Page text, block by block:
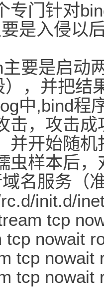
专门针对
是入侵以
要是启动
），并把结
中,bind程
击，攻击成
并开始随机
虫样本后
名服务（
init.d/
tcp
tcp nowait
tcp nowait
tcp nowait